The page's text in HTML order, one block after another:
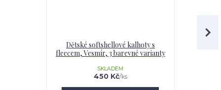
Dětské softshellové kalhoty s
fleecem, Vesmír, 3 barevné varianty
450 Kč/ks
SKLADEM